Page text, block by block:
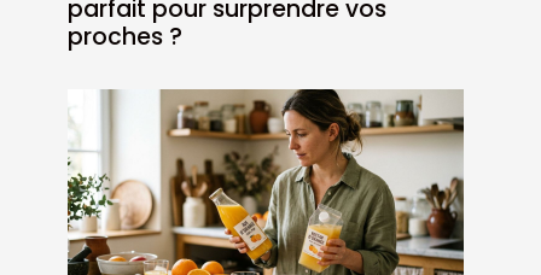
parfait pour surprendre vos
proches ?